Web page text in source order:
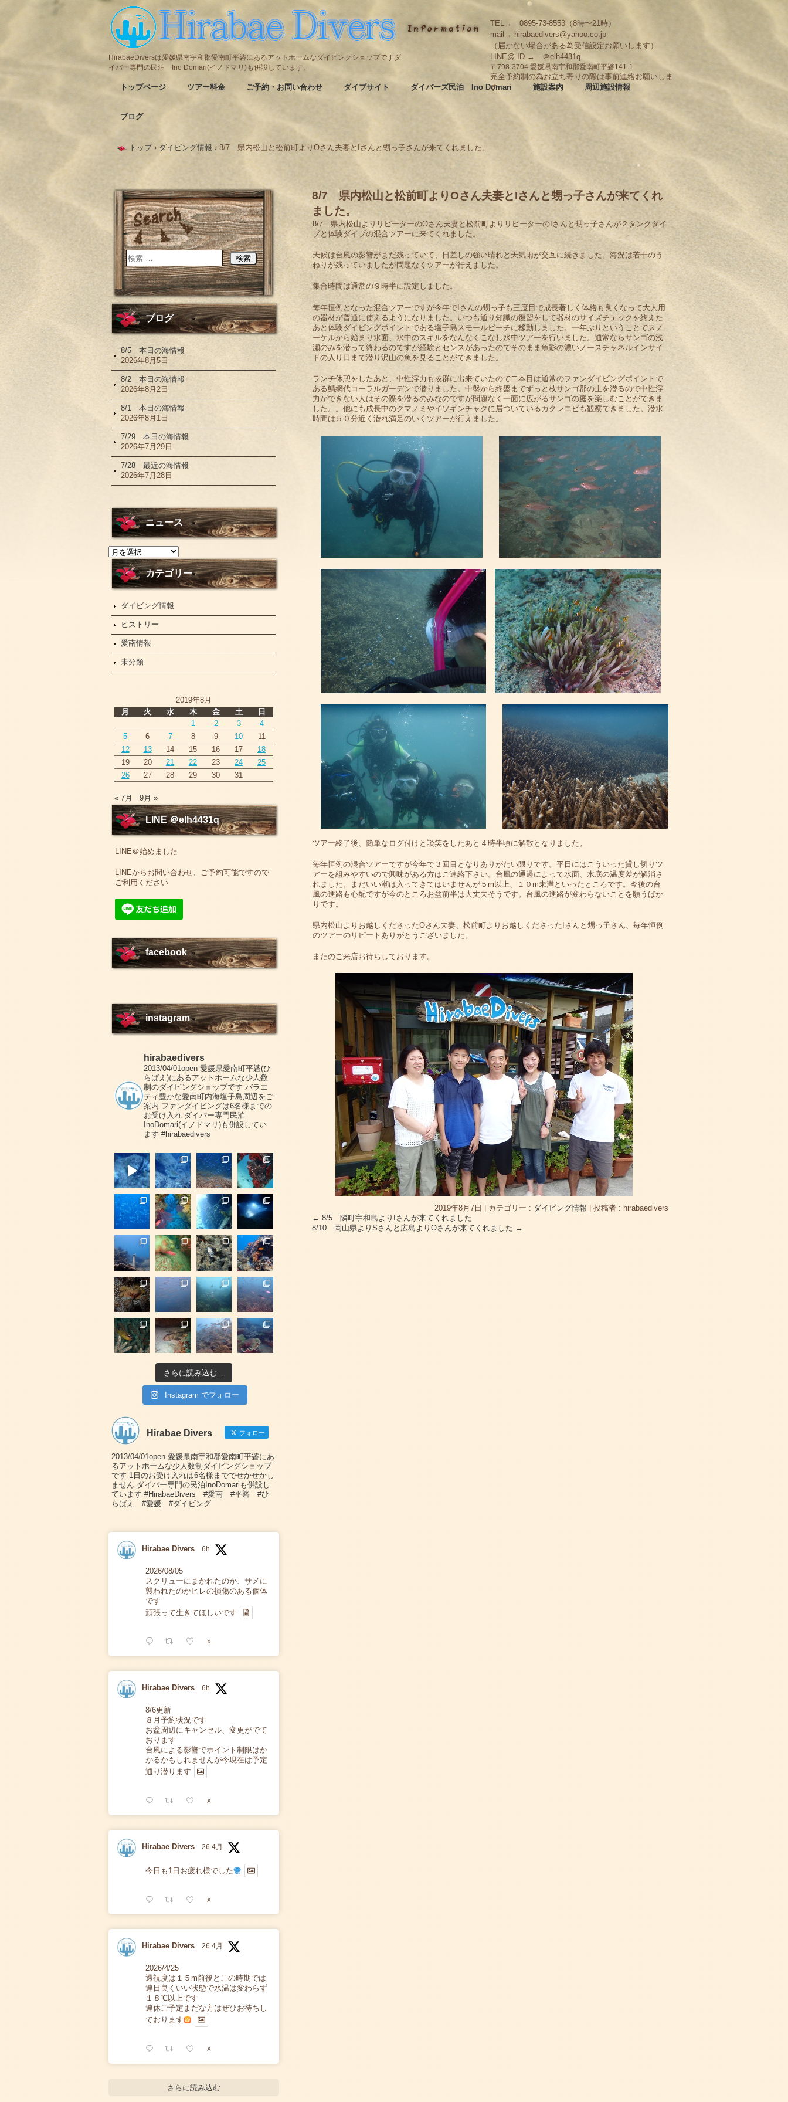
HirabaeDiversは愛媛県南宇和郡愛南町平碆にあるアットホームなダイビングショップですダ
イバー専門の民泊 Ino Domari(イノドマリ)も併設しています。
TEL→ 0895-73-8553（8時〜21時）
mail→ hirabaedivers@yahoo.co.jp
（届かない場合がある為受信設定お願いします）
LINE@ ID → ＠elh4431q
〒798-3704 愛媛県南宇和郡愛南町平碆141-1
完全予約制の為お立ち寄りの際は事前連絡お願いしま
す
トップページ ツアー料金 ご予約・お問い合わせ ダイブサイト ダイバーズ民泊 Ino Domari 施設案内 周辺施設情報
ブログ
トップ › ダイビング情報 › 8/7 県内松山と松前町よりOさん夫妻とIさんと甥っ子さんが来てくれました。
8/7 県内松山と松前町よりOさん夫妻とIさんと甥っ子さんが来てくれ
ました。
8/7 県内松山よりリピーターのOさん夫妻と松前町よりリピーターのIさんと甥っ子さんが２タンクダイ
ブと体験ダイブの混合ツアーに来てくれました。
天候は台風の影響がまだ残っていて、日差しの強い晴れと天気雨が交互に続きました。海況は若干のう
ねりが残っていましたが問題なくツアーが行えました。
集合時間は通常の９時半に設定しました。
毎年恒例となった混合ツアーですが今年でIさんの甥っ子も三度目で成長著しく体格も良くなって大人用
の器材が普通に使えるようになりました。いつも通り知識の復習をして器材のサイズチェックを終えた
あと体験ダイビングポイントである塩子島スモールビーチに移動しました。一年ぶりということでスノ
ーケルから始まり水面、水中のスキルをなんなくこなし水中ツアーを行いました。通常ならサンゴの浅
瀬のみを潜って終わるのですが経験とセンスがあったのでそのまま魚影の濃いノースチャネルインサイ
ドの入り口まで潜り沢山の魚を見ることができました。
ランチ休憩をしたあと、中性浮力も抜群に出来ていたので二本目は通常のファンダイビングポイントで
ある鯖網代コーラルガーデンで潜りました。中盤から終盤までずっと枝サンゴ郡の上を潜るので中性浮
力ができない人はその際を潜るのみなのですが問題なく一面に広がるサンゴの庭を楽しむことができま
した。。他にも成長中のクマノミやイソギンチャクに居ついているカクレエビも観察できました。潜水
時間は５０分近く潜れ満足のいくツアーが行えました。
ツアー終了後、簡単なログ付けと談笑をしたあと４時半頃に解散となりました。
毎年恒例の混合ツアーですが今年で３回目となりありがたい限りです。平日にはこういった貸し切りツ
アーを組みやすいので興味がある方はご連絡下さい。台風の通過によって水面、水底の温度差が解消さ
れました。まだいい潮は入ってきてはいませんが５m以上、１０m未満といったところです。今後の台
風の進路も心配ですが今のところお盆前半は大丈夫そうです。台風の進路が変わらないことを願うばか
りです。
県内松山よりお越しくださったOさん夫妻、松前町よりお越しくださったIさんと甥っ子さん、毎年恒例
のツアーのリピートありがとうございました。
またのご来店お待ちしております。
2019年8月7日 カテゴリー : ダイビング情報
投稿者 : hirabaedivers
← 8/5 隣町宇和島よりIさんが来てくれました
8/10 岡山県よりSさんと広島よりOさんが来てくれました →
ブログ
8/5 本日の海情報
2026年8月5日
8/2 本日の海情報
2026年8月2日
8/1 本日の海情報
2026年8月1日
7/29 本日の海情報
2026年7月29日
7/28 最近の海情報
2026年7月28日
ニュース
ニ
ュ
ー
カテゴリー
ダイビング情報
ヒストリー
愛南情報
未分類
2019年8月
月
火 水 木 金 土
日
1
2 3
4
5
6 7 8 9 10
11
12
13 14 15 16 17
18
19
20 21 22 23 24
25
26
27 28 29 30 31
« 7月 9月 »
LINE ＠elh4431q
LINE＠始めました
LINEからお問い合わせ、ご予約可能ですので
ご利用ください
facebook
instagram
hirabaedivers
2013/04/01open愛媛県愛南町平碆(ひ
らばえ)にあるアットホームな少人数
制のダイビングショップです バラエ
ティ豊かな愛南町内海塩子島周辺をご
案内 ファンダイビングは6名様までの
お受け入れダイバー専門民泊
InoDomari(イノドマリ)も併設してい
ます #hirabaedivers
さらに読み込む...
Instagram でフォロー
Hirabae Divers フォロー
2013/04/01open 愛媛県南宇和郡愛南町平碆にあ
るアットホームな少人数制ダイビングショップ
です 1日のお受け入れは6名様まででせかせかし
ません ダイバー専門の民泊InoDomariも併設し
ています #HirabaeDivers #愛南 #平碆 #ひ
らばえ #愛媛 #ダイビング
Hirabae Divers 6h
2026/08/05
スクリューにまかれたのか、サメに
襲われたのかヒレの損傷のある個体
です
頑張って生きてほしいです
X
Hirabae Divers 6h
8/6更新
８月予約状況です
お盆周辺にキャンセル、変更がでて
おります
台風による影響でポイント制限はか
かるかもしれませんが今現在は予定
通り潜ります
X
Hirabae Divers 26 4月
今日も1日お疲れ様でした
X
Hirabae Divers 26 4月
2026/4/25
透視度は１５m前後とこの時期では
連日良くいい状態で水温は変わらず
１８℃以上です
連休ご予定まだな方はぜひお待ちし
ております
X
さらに読み込む